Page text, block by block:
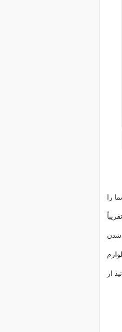
را
شدن
از